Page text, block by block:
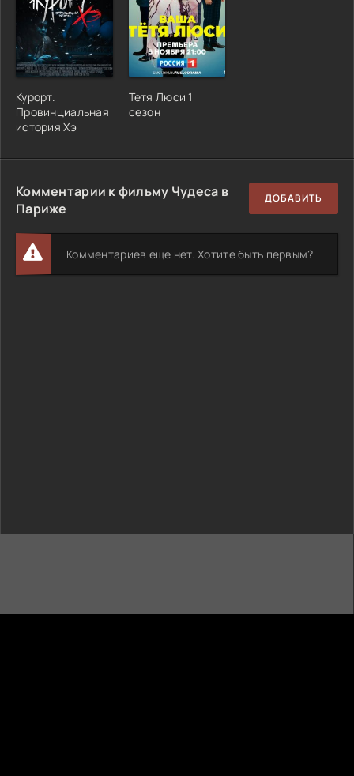
Курорт.
Провинциальная
история Хэ
Тетя Люси 1
сезон
Комментарии к фильму Чудеса в
Париже
ДОБАВИТЬ
Комментариев еще нет. Хотите быть первым?